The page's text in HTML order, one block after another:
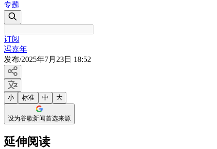
专题
订阅
冯嘉年
发布/2025年7月23日 18:52
小 标准 中 大
设为谷歌新闻首选来源
延伸阅读